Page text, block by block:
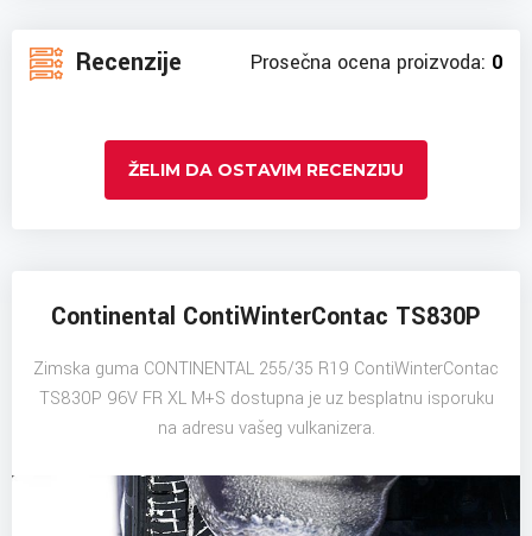
Recenzije Prosečna ocena proizvoda: 0
ŽELIM DA OSTAVIM RECENZIJU
Continental ContiWinterContac TS830P
Zimska guma CONTINENTAL 255/35 R19 ContiWinterContac
TS830P 96V FR XL M+S dostupna je uz besplatnu isporuku
na adresu vašeg vulkanizera.